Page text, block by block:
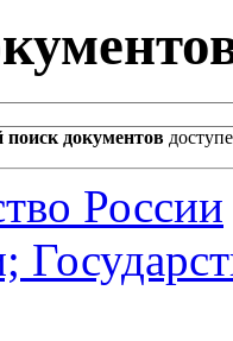
документов
России